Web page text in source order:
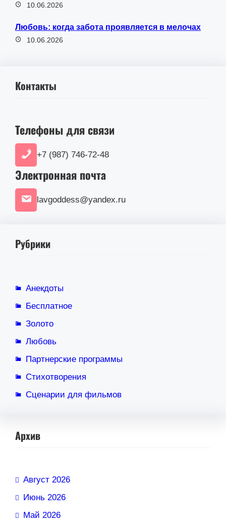
10.06.2026
Любовь: когда забота проявляется в мелочах
10.06.2026
Контакты
Телефоны для связи
+7 (987) 746-72-48
Электронная почта
lavgoddess@yandex.ru
Рубрики
Анекдоты
Бесплатное
Золото
Любовь
Партнерские программы
Стихотворения
Сценарии для фильмов
Архив
Август 2026
Июнь 2026
Май 2026